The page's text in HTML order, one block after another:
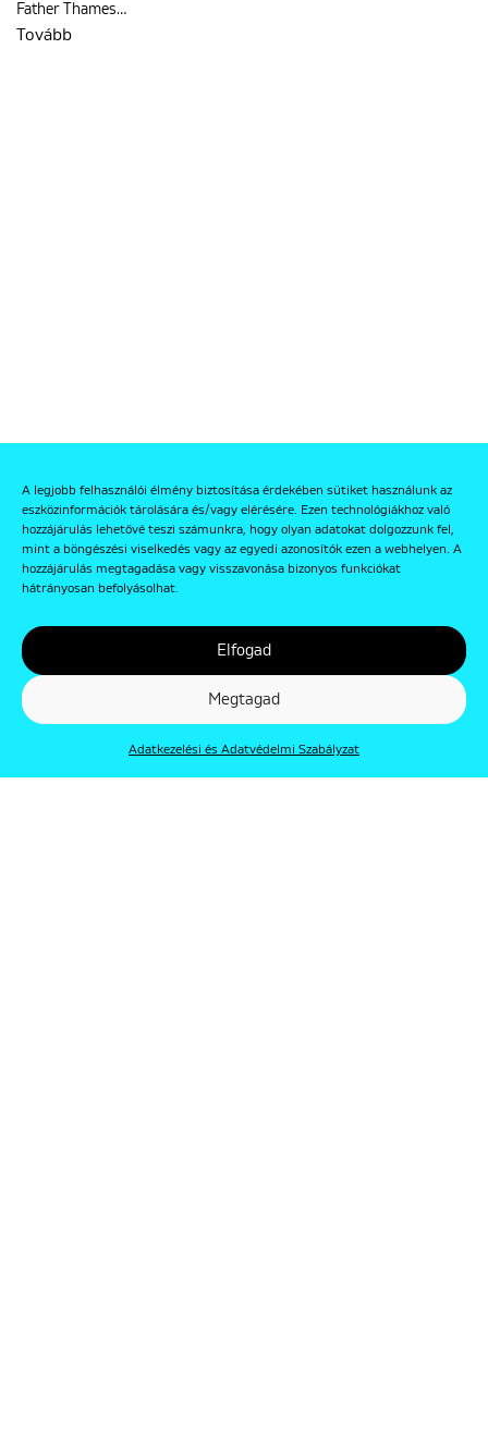
A legjobb felhasználói élmény biztosítása érdekében sütiket használunk az
eszközinformációk tárolására és/vagy elérésére. Ezen technológiákhoz való
hozzájárulás lehetővé teszi számunkra, hogy olyan adatokat dolgozzunk fel,
mint a böngészési viselkedés vagy az egyedi azonosítók ezen a webhelyen. A
hozzájárulás megtagadása vagy visszavonása bizonyos funkciókat
hátrányosan befolyásolhat.
Elfogad
Megtagad
Adatkezelési és Adatvédelmi Szabályzat
Father Thames…
Tovább